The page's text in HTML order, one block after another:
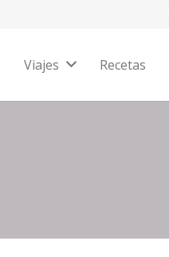
Viajes Recetas